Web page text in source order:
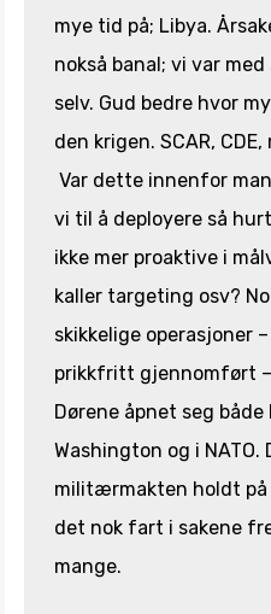
mye tid på; Libya.
nokså banal; vi var
selv. Gud bedre hvor
den krigen. SCAR,
Var dette innenfor
vi til å deployere så
ikke mer proaktive i
kaller targeting osv?
skikkelige operasjoner
prikkfritt gjennomført –
Dørene åpnet seg både
Washington og i NATO.
militærmakten holdt på
det nok fart i sakene
mange.